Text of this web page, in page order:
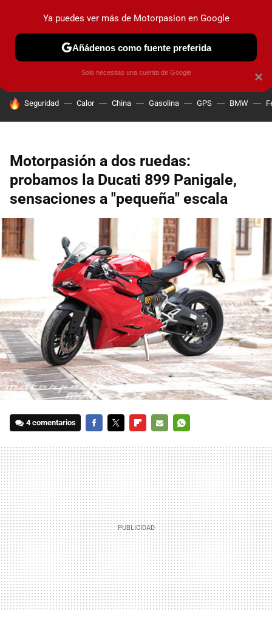
PRUEBAS COCHES ELÉCTRICOS OBSERVATORIO
HOY SE HABLA DE
Seguridad Calor China Gasolina GPS BMW
Motorpasión a dos ruedas:
probamos la Ducati 899 Panigale,
sensaciones a "pequeña" escala
4 comentarios
MAIL
×
Ya puedes ver más de Motorpasion en Google
Añádenos como fuente preferida
Solo necesitas una cuenta de Google